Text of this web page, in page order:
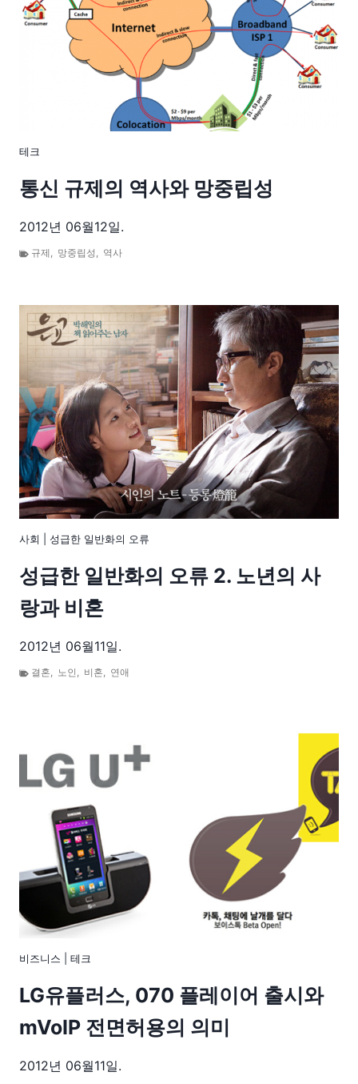
테크
통신 규제의 역사와 망중립성
2012년 06월12일.
규제, 망중립성 , 역사
사회 성급한 일반화의 오류
성급한 일반화의 오류 2. 노년의 사
랑과 비혼
2012년 06월11일.
결혼, 노인 , 비혼, 연애
비즈니스 테크
LG유플러스, 070 플레이어 출시와
mVoIP 전면허용의 의미
2012년 06월11일.